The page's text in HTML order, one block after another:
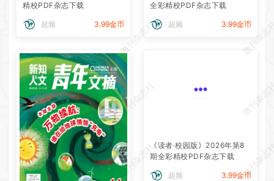
精校PDF杂志下载
超频 3.99金币
全彩精校PDF杂志下载
超频 3.99金币
《读者·校园版》2026年第8
期全彩精校PDF杂志下载
超频 3.99金币
微刊杂志社
微刊杂
微刊杂志社
微刊杂
微刊杂志社
微刊杂